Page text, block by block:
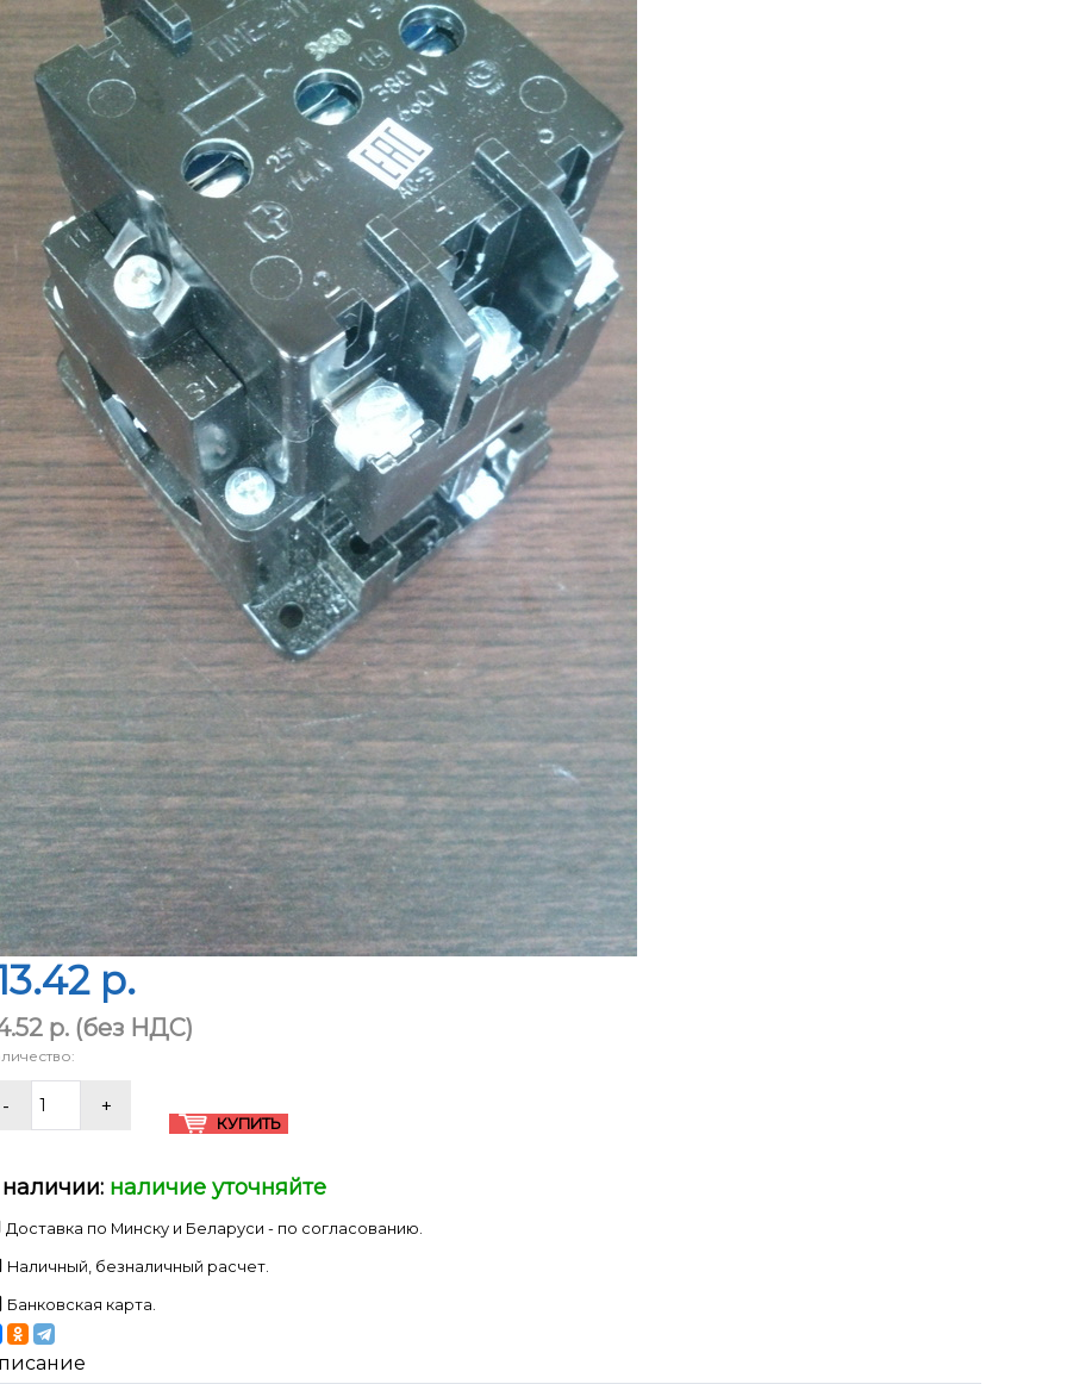
p.
p. (без НДС)
наличие уточняйте
Доставка по Минску и Беларуси - по согласованию.
Наличный, безналичный расчет.
Банковская карта.